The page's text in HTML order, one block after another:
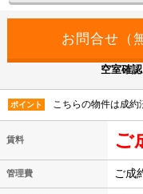
空室確
ポイント こちらの物件は成約
賃料 ご
管理費 ご成